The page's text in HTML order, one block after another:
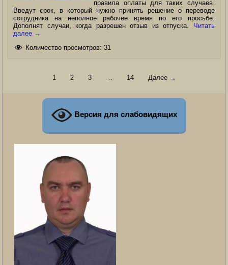
правила оплаты для таких случаев.
Введут срок, в который нужно принять решение о переводе
сотрудника на неполное рабочее время по его просьбе.
Дополнят случаи, когда разрешен отзыв из отпуска. Читать
далее →
Количество просмотров: 31
1 2 3 … 14 Далее →
Версия для слабовидящих